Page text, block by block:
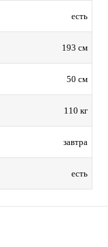
есть
193 см
50 см
110 кг
завтра
есть